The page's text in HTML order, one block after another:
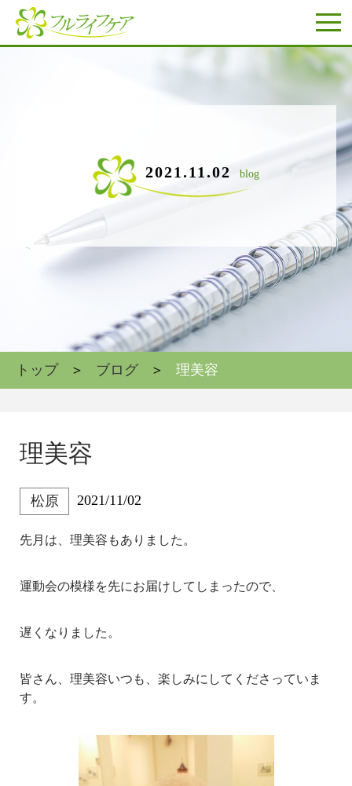
2021.11.02 blog
トップ ブログ 理美容
理美容
松原 2021/11/02
先月は、理美容もありました。
運動会の模様を先にお届けしてしまったので、
遅くなりました。
皆さん、理美容いつも、楽しみにしてくださっていま
す。